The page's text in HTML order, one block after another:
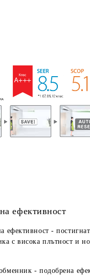
ефективност
ефективност -
с висока плътност и
- подобрена